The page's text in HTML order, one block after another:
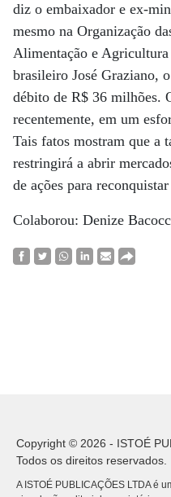
diz o embaixador e ex-
mesmo na Organização
Alimentação e
brasileiro José Graziano,
débito de R$ 36 milhões.
recentemente, em um
Tais fatos mostram que a
restringirá a abrir
de ações para
Colaborou: Denize
Copyright © 2026 - ISTOÉ
Todos os direitos reservados.
A ISTOÉ PUBLICAÇÕES LTDA é